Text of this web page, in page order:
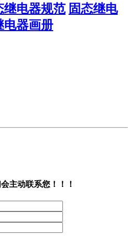
继电器规范 固态继电
电器画册
主动联系您！！！